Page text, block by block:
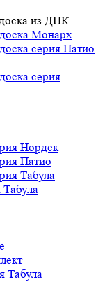
из ДПК
Монарх
серия Патио
серия
Нордек
Патио
Табула
Табула